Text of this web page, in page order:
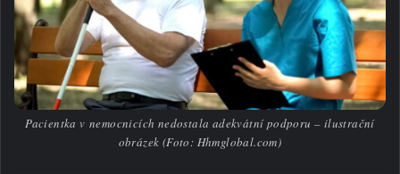
Pacientka v nemocnicích nedostala adekvátní podporu – ilustrační
obrázek (Foto: Hhmglobal.com)